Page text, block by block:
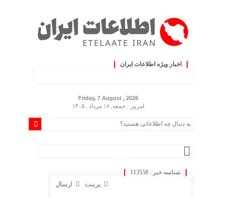
اخبار ویژه اطلاعات ایران
Friday, 7 August , 2026
امروز : جمعه, ۱۶ مرداد , ۱۴۰۵
شناسه خبر : 113558
ارسال پرینت